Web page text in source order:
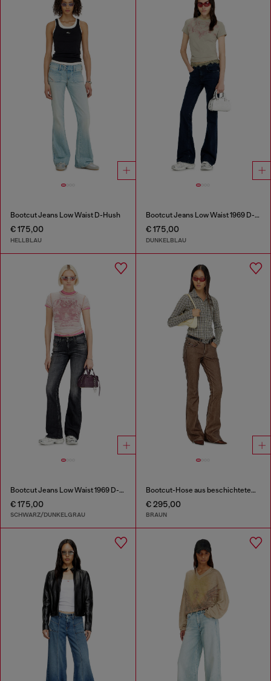
Bootcut Jeans Low Waist D-Hush
€ 175,00
HELLBLAU
Bootcut Jeans Low Waist 1969 D-Ebbey
€ 175,00
DUNKELBLAU
Bootcut Jeans Low Waist 1969 D-Ebbey
€ 175,00
SCHWARZ/DUNKELGRAU
Bootcut-Hose aus beschichtetem Material
€ 295,00
BRAUN